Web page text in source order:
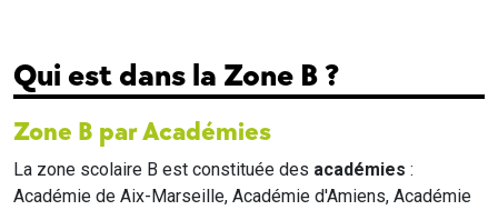
Qui est dans la Zone B ?
Zone B par Académies
La zone scolaire B est constituée des académies :
Académie de Aix-Marseille, Académie d'Amiens, Académie